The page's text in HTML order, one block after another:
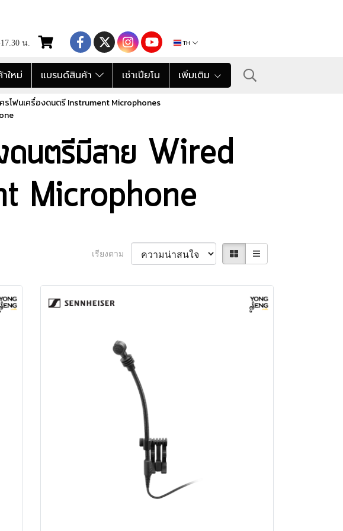
น. TH
ใหม่ แบรนด์สินค้า เช่าเปียโน เพิ่มเติม
ครโฟนเครื่องดนตรี Instrument Microphones
งดนตรีมีสาย Wired
Microphone
เรียงตาม